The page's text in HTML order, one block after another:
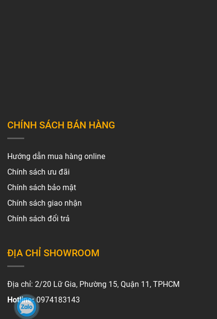
CHÍNH SÁCH BÁN HÀNG
Hướng dẫn mua hàng online
Chính sách ưu đãi
Chính sách bảo mật
Chính sách giao nhận
Chính sách đổi trả
ĐỊA CHỈ SHOWROOM
Địa chỉ: 2/20 Lữ Gia, Phường 15, Quận 11, TPHCM
Hotline:0974183143